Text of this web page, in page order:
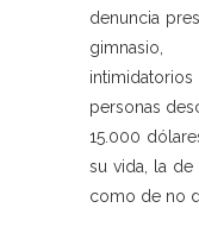
denuncia
gimnasio,
personas
15.000
su vida, la de
como de no